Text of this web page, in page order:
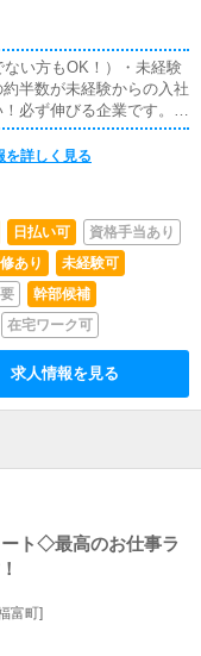
い方もOK！）・未経験
半数が未経験からの入社
必ず伸びる企業です。・
収入を上げたい方・仕事
記に1つでも当てはまる
を詳しく見る
日払い可
資格手当あり
あり
未経験可
幹部候補
在宅ワーク可
求人情報を見る
ト◇最高のお仕事ラ
富町]